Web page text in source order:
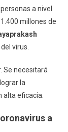
a nivel
millones de
virus.
Se necesitará
la
alta eficacia.
a